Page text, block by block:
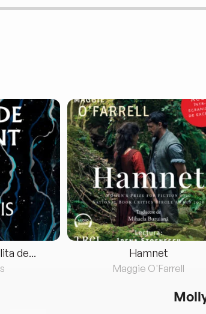
de... Hamnet
Maggie O'Farrell